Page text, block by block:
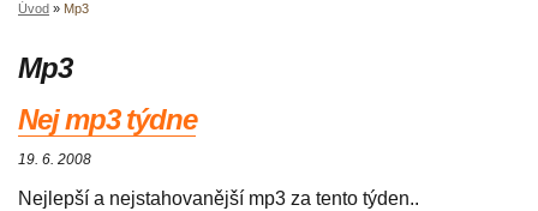
Úvod » Mp3
Mp3
Nej mp3 týdne
19. 6. 2008
Nejlepší a nejstahovanější mp3 za tento týden..